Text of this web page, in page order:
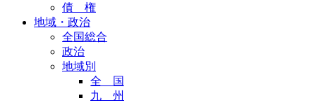
債 権
地域・政治
全国総合
政治
地域別
全 国
九 州